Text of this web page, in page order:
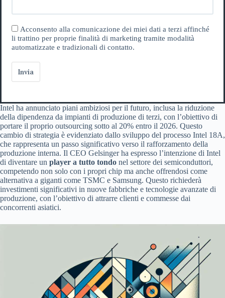
Acconsento alla comunicazione dei miei dati a terzi affinché
li trattino per proprie finalità di marketing tramite modalità
automatizzate e tradizionali di contatto.
Invia
Intel ha annunciato piani ambiziosi per il futuro, inclusa la riduzione
della dipendenza da impianti di produzione di terzi, con l’obiettivo di
portare il proprio outsourcing sotto al 20% entro il 2026. Questo
cambio di strategia è evidenziato dallo sviluppo del processo Intel 18A,
che rappresenta un passo significativo verso il rafforzamento della
produzione interna. Il CEO Gelsinger ha espresso l’intenzione di Intel
di diventare un player a tutto tondo nel settore dei semiconduttori,
competendo non solo con i propri chip ma anche offrendosi come
alternativa a giganti come TSMC e Samsung. Questo richiederà
investimenti significativi in nuove fabbriche e tecnologie avanzate di
produzione, con l’obiettivo di attrarre clienti e commesse dai
concorrenti asiatici.